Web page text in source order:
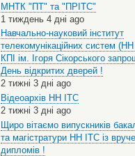
МНТК "ПТ" та "ПРІТС"
1 тиждень 4 дні ago
Навчально-науковий інститут
телекомунікаційних систем
КПІ ім. Ігоря Сікорського
День відкритих дверей !
2 тижні 3 дні ago
Відеоархів НН ІТС
2 тижні 3 дні ago
Щиро вітаємо випускників
та магістратури НН ІТС із
дипломів !